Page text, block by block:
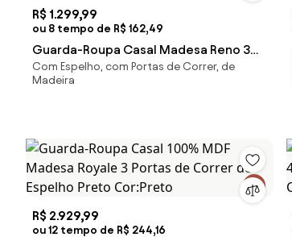
R$ 1.299,99
ou 8 tempo de R$ 162,49
Guarda-Roupa Casal Madesa Reno 3
Portas de Correr com Espelho
Rustic/Branco Cor:Rustic/Branco
Com Espelho, com Portas de Correr, de
Madeira
R$ 2.929,99
ou 12 tempo de R$ 244,16